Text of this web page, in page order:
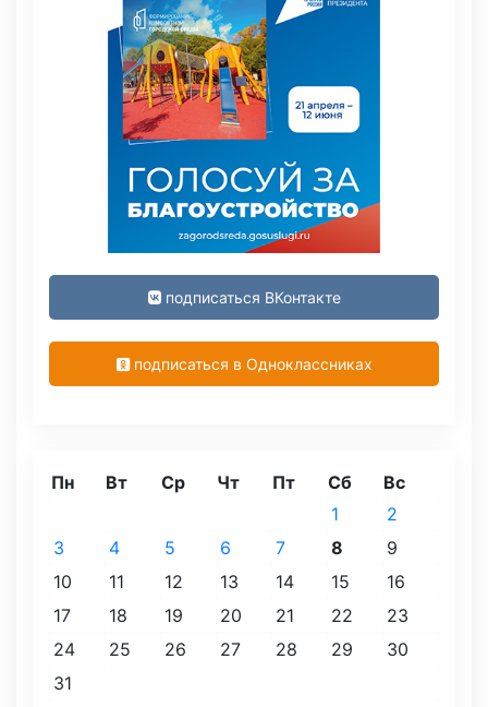
подписаться ВКонтакте
подписаться в Одноклассниках
Пн Вт Ср Чт Пт Сб Вс
1
2
3
4 5 6 7 8
9
10
11 12 13 14 15
16
17
18 19 20 21 22
23
24
25 26 27 28 29
30
31